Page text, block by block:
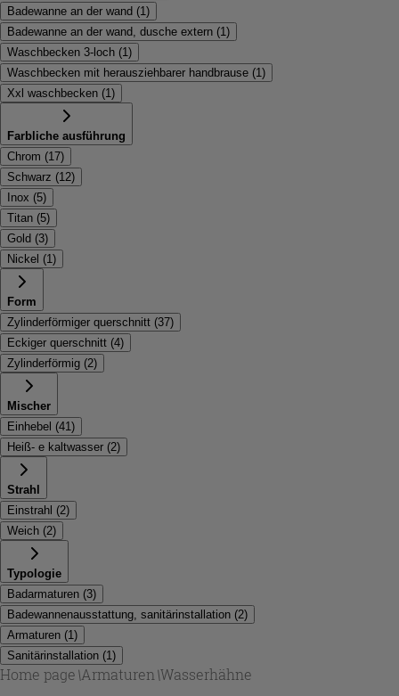
Badewanne an der wand (1)
Badewanne an der wand, dusche extern (1)
Waschbecken 3-loch (1)
Waschbecken mit herausziehbarer handbrause (1)
Xxl waschbecken (1)
Farbliche ausführung
Chrom (17)
Schwarz (12)
Inox (5)
Titan (5)
Gold (3)
Nickel (1)
Form
Zylinderförmiger querschnitt (37)
Eckiger querschnitt (4)
Zylinderförmig (2)
Mischer
Einhebel (41)
Heiß- e kaltwasser (2)
Strahl
Einstrahl (2)
Weich (2)
Typologie
Badarmaturen (3)
Badewannenausstattung, sanitärinstallation (2)
Armaturen (1)
Sanitärinstallation (1)
Home page\Armaturen \Wasserhähne